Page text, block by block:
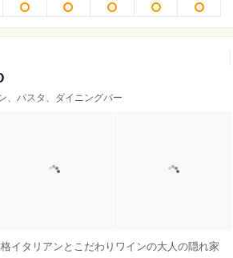
、パスタ、ダイニングバー
イタリアンとこだわりワインの大人の隠れ家